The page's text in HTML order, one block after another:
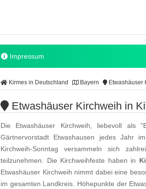
Impressum
Kirmes in Deutschland Bayern Etwashäuser
Etwashäuser Kirchweih in
Die Etwashäuser Kirchweih, liebevoll als
Gärtnervorstadt Etwashausen jedes Jahr
Kirchweih-Sonntag versammeln sich
teilzunehmen. Die Kirchweihfeste haben in
Etwashäuser Kirchweih nimmt dabei eine
im gesamten Landkreis. Höhepunkte der